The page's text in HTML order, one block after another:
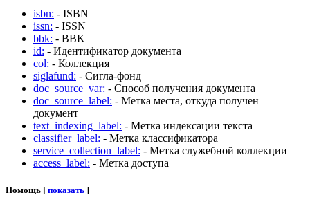
isbn: - ISBN
issn: - ISSN
bbk: - BBK
id: - Идентификатор документа
col: - Коллекция
siglafund: - Сигла-фонд
doc_source_var: - Способ получения документа
doc_source_label: - Метка места, откуда получен
документ
text_indexing_label: - Метка индексации текста
classifier_label: - Метка классификатора
service_collection_label: - Метка служебной коллекции
access_label: - Метка доступа
Помощь [ показать ]